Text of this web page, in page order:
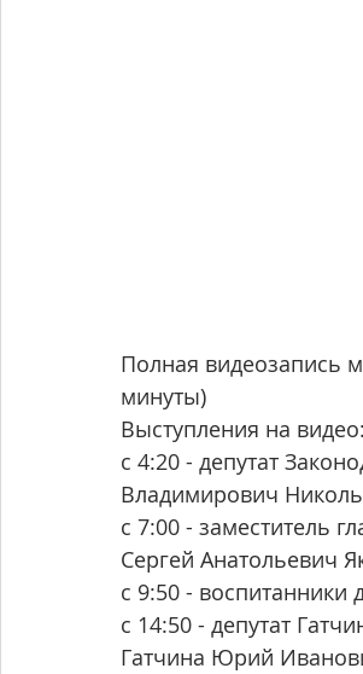
Полная видеозапись
минуты)
Выступления на видео:
с 4:20 - депутат
Владимирович
с 7:00 - заместитель
Сергей Анатольевич
с 9:50 - воспитанники
с 14:50 - депутат
Гатчина Юрий